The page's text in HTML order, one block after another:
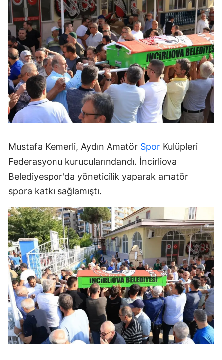
Mustafa Kemerli, Aydın Amatör Spor Kulüpleri
Federasyonu kurucularındandı. İncirliova
Belediyespor'da yöneticilik yaparak amatör
spora katkı sağlamıştı.